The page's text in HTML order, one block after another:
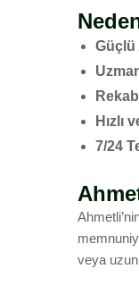
Güçlü
Hızlı
7/24
veya